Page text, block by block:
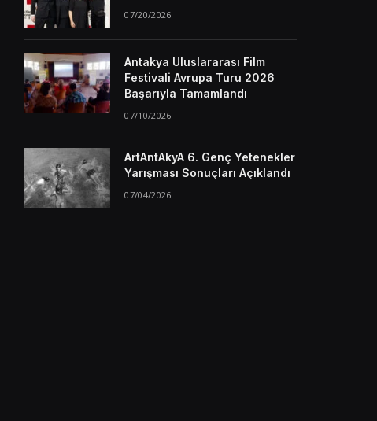
07/20/2026
Antakya Uluslararası Film
Festivali Avrupa Turu 2026
Başarıyla Tamamlandı
07/10/2026
ArtAntAkyA 6. Genç Yetenekler
Yarışması Sonuçları Açıklandı
07/04/2026